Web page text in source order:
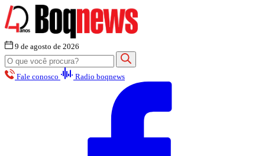
9 de agosto de 2026
Fale conosco Radio boqnews